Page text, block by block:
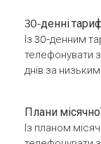
30-денні
Із 30-денним
телефонувати
днів за
Плани
Із планом